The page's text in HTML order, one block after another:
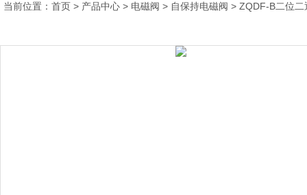
当前位置： 首页 > 产品中心 > 电磁阀 > 自保持电磁阀 > ZQDF-B二位